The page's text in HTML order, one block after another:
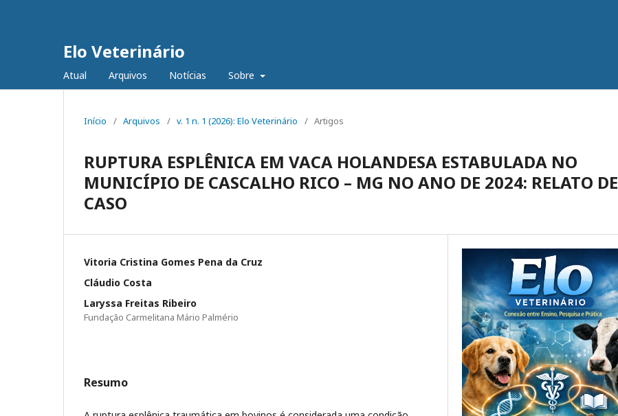
Elo Veterinário
Atual Arquivos Notícias Sobre
Início / Arquivos / v. 1 n. 1 (2026): Elo Veterinário / Artigos
RUPTURA ESPLÊNICA EM VACA HOLANDESA ESTABULADA NO
MUNICÍPIO DE CASCALHO RICO – MG NO ANO DE 2024: RELATO DE
CASO
Vitoria Cristina Gomes Pena da Cruz
Cláudio Costa
Laryssa Freitas Ribeiro
Fundação Carmelitana Mário Palmério
Resumo